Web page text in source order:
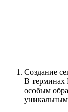
Cоздание
В терминах
особым